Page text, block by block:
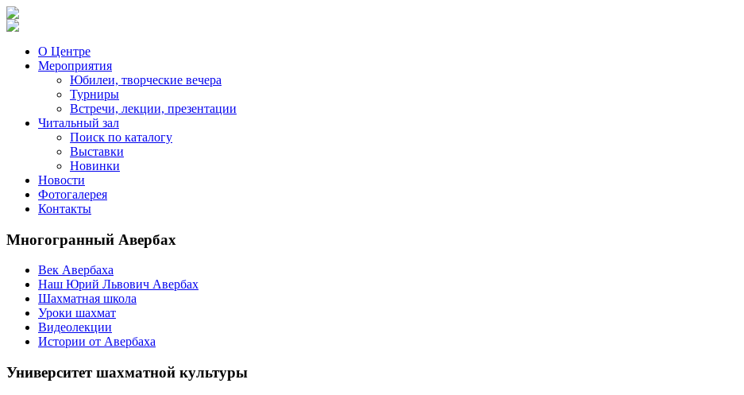
О Центре
Мероприятия
Юбилеи, творческие вечера
Турниры
Встречи, лекции, презентации
Читальный зал
Поиск по каталогу
Выставки
Новинки
Новости
Фотогалерея
Контакты
Многогранный Авербах
Век Авербаха
Наш Юрий Львович Авербах
Шахматная школа
Уроки шахмат
Видеолекции
Истории от Авербаха
Университет шахматной культуры